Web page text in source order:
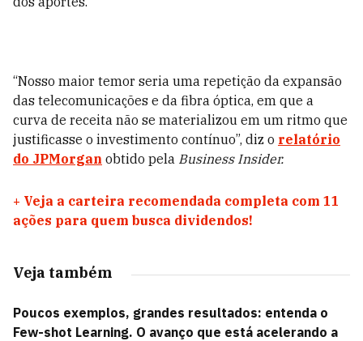
“Nosso maior temor seria uma repetição da expansão
das telecomunicações e da fibra óptica, em que a
curva de receita não se materializou em um ritmo que
justificasse o investimento contínuo”, diz o relatório
do JPMorgan obtido pela Business Insider.
+ Veja a carteira recomendada completa com 11
ações para quem busca dividendos!
Veja também
Poucos exemplos, grandes resultados: entenda o
Few-shot Learning. O avanço que está acelerando a